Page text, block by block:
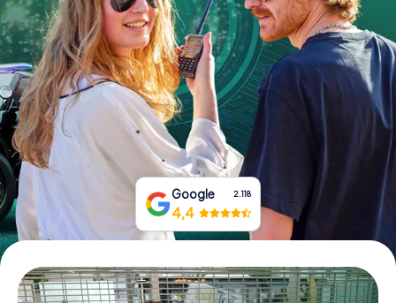
IT
NL
Tickets buchen
Gutscheine bestellen
Google 2.118
4,4